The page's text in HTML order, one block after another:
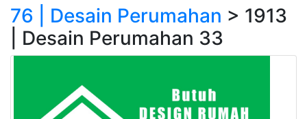
Transaksi
Tagihan
Pembayaran
76 | Desain Perumahan > 1913
| Desain Perumahan 33